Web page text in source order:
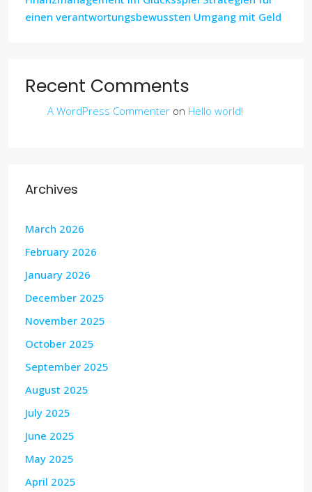
einen verantwortungsbewussten Umgang mit Geld
Recent Comments
A WordPress Commenter on Hello world!
Archives
March 2026
February 2026
January 2026
December 2025
November 2025
October 2025
September 2025
August 2025
July 2025
June 2025
May 2025
April 2025